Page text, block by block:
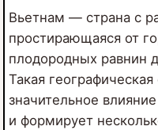
Вьетнам — страна с
простирающаяся от
плодородных равнин
Такая
значительное
и формирует